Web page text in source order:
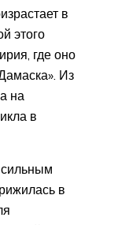
в
этого
где оно
Из
на
в
сильным
в